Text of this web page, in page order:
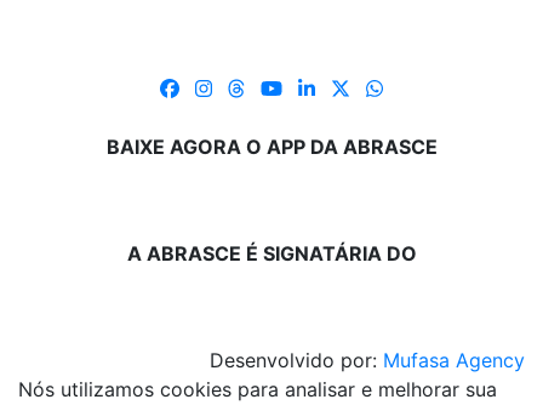
BAIXE AGORA O APP DA ABRASCE
A ABRASCE É SIGNATÁRIA DO
Desenvolvido por: Mufasa Agency
Nós utilizamos cookies para analisar e melhorar sua